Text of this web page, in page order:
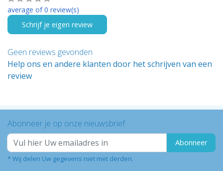
average of 0 review(s)
Schrijf je eigen review
Geen reviews gevonden
Help ons en andere klanten door het schrijven van een
review
Abonneer je op onze nieuwsbrief
Abonneer
* Wij delen Uw gegevens niet met derden.